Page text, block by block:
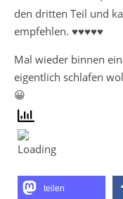
den dritten Teil und
empfehlen. ♥♥♥♥♥
Mal wieder binnen
eigentlich schlafen
😀
teilen